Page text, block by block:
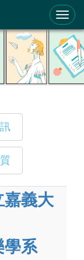
嘉義大
學系